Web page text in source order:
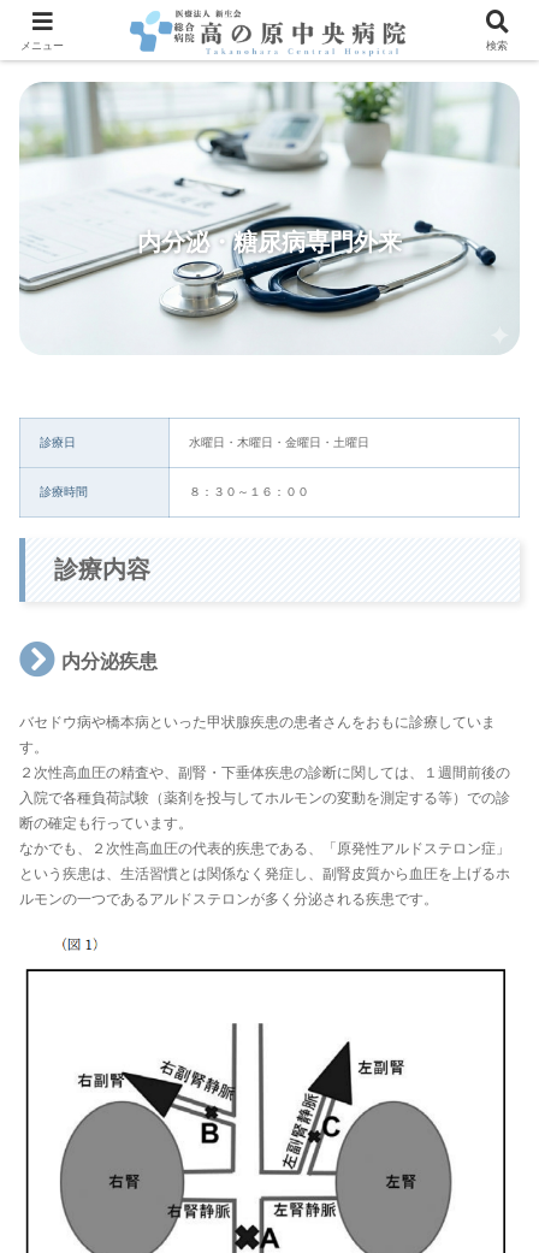
内分泌・糖尿病専門外来
診療日 水曜日・木曜日・金曜日・土曜日
診療時間 ８：３０～１６：００
診療内容
内分泌疾患
バセドウ病や橋本病といった甲状腺疾患の患者さんをおもに診療していま
す。
２次性高血圧の精査や、副腎・下垂体疾患の診断に関しては、１週間前後の
入院で各種負荷試験（薬剤を投与してホルモンの変動を測定する等）での診
断の確定も行っています。
なかでも、２次性高血圧の代表的疾患である、「原発性アルドステロン症」
という疾患は、生活習慣とは関係なく発症し、副腎皮質から血圧を上げるホ
ルモンの一つであるアルドステロンが多く分泌される疾患です。
メニュー 検索